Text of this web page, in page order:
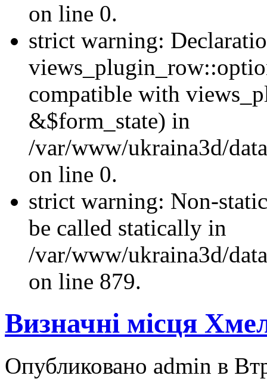
on line 0.
strict warning:
compatible with
&$form_state) in
/var/www/ukraina3d/
on line 0.
strict warning: Non-
be called statically in
/var/www/ukraina3d/
on line 879.
Визначні місця
Опубликовано admin в